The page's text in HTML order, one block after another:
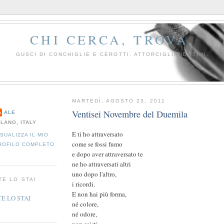
CHI CERCA, TROVA.
GUSCI DI CONCHIGLIE E CEROTTI. ATTORCIGLIANDOTIMI.
MARTEDÌ, AGOSTO 23, 2011
Ventisei Novembre del Duemila
E ti ho attraversato
come se fossi fumo
e dopo aver attraversato te
ne ho attraversati altri
uno dopo l'altro,
i ricordi.
E non hai più forma,
né colore,
né odore,
ALE
ITALY
IL MIO
COMPLETO
LO STAI